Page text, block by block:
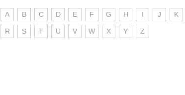
A B C D E F G H I J K
R S T U V W X Y Z